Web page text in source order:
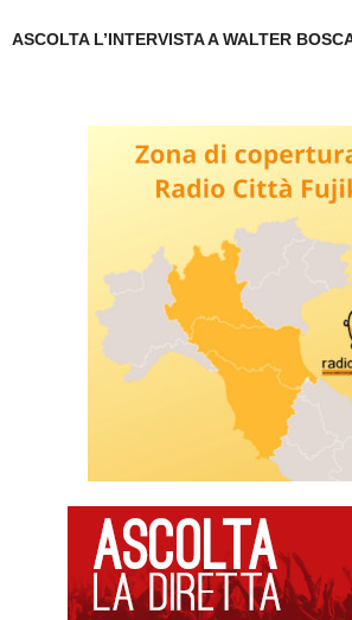
ASCOLTA L’INTERVISTA A WALTER